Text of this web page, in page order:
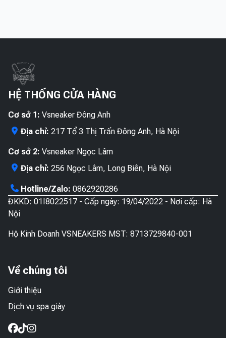
HỆ THỐNG CỬA HÀNG
Cơ sở 1: Vsneaker Đông Anh
Địa chỉ: 217 Tổ 3 Thị Trấn Đông Anh, Hà Nội
Cơ sở 2: Vsneaker Ngọc Lâm
Địa chỉ: 256 Ngọc Lâm, Long Biên, Hà Nội
Hotline/Zalo: 0862920286
ĐKKD: 01I8022517 - Cấp ngày: 19/04/2022 - Nơi cấp: Hà
Nội
Hộ Kinh Doanh VSNEAKERS MST: 8713729840-001
Về chúng tôi
Giới thiệu
Dịch vụ spa giày